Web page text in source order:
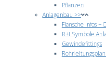
Pflanzen
Anlagenbau >>
Flansche Infos +
R+I Symbole
Gewindefittings